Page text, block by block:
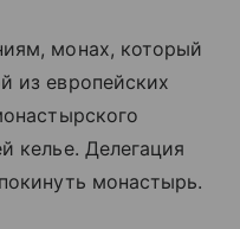
монах, который
из европейских
келье. Делегация
монастырь.